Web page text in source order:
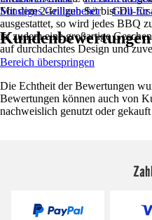
Mit dem 2-teiligen Set bist Du für
ausgestattet, so wird jedes BBQ
ist zudem eine großartige
auf durchdachtes Design und
Sonstiges Grillzubehör
Grill-
Kundenbewertungen
Bereich überspringen
Die Echtheit der Bewertungen
Bewertungen können auch von
nachweislich genutzt oder gekauft